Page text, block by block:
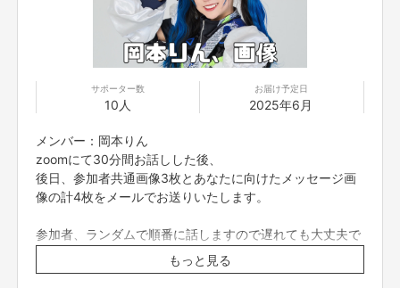
サポーター数
10人
お届け予定日
2025年6月
メンバー：岡本りん
zoomにて30分間お話しした後、
後日、参加者共通画像3枚とあなたに向けたメッセージ画
像の計4枚をメールでお送りいたします。
参加者、ランダムで順番に話しますので遅れても大丈夫で
す。
zoomの入室は終了時間の5分前までとさせていただきま
もっと見る